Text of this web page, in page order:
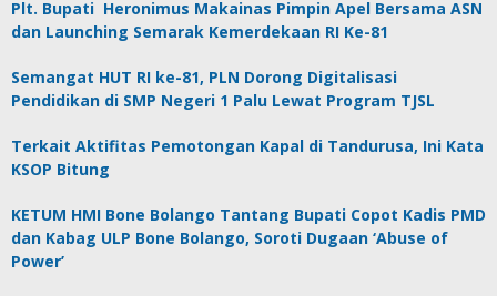
Plt. Bupati Heronimus Makainas Pimpin Apel Bersama ASN
dan Launching Semarak Kemerdekaan RI Ke-81
Semangat HUT RI ke-81, PLN Dorong Digitalisasi
Pendidikan di SMP Negeri 1 Palu Lewat Program TJSL
Terkait Aktifitas Pemotongan Kapal di Tandurusa, Ini Kata
KSOP Bitung
KETUM HMI Bone Bolango Tantang Bupati Copot Kadis PMD
dan Kabag ULP Bone Bolango, Soroti Dugaan ‘Abuse of
Power’